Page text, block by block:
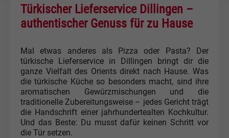
Türkischer Lieferservice Dillingen –
authentischer Genuss für zu Hause
Mal etwas anderes als Pizza oder Pasta? Der
türkische Lieferservice in Dillingen bringt dir die
ganze Vielfalt des Orients direkt nach Hause. Was
die türkische Küche so besonders macht, sind ihre
aromatischen Gewürzmischungen und die
traditionelle Zubereitungsweise – jedes Gericht trägt
die Handschrift einer jahrhundertealten Kochkultur.
Und das Beste: Du musst dafür keinen Schritt vor
die Tür setzen.